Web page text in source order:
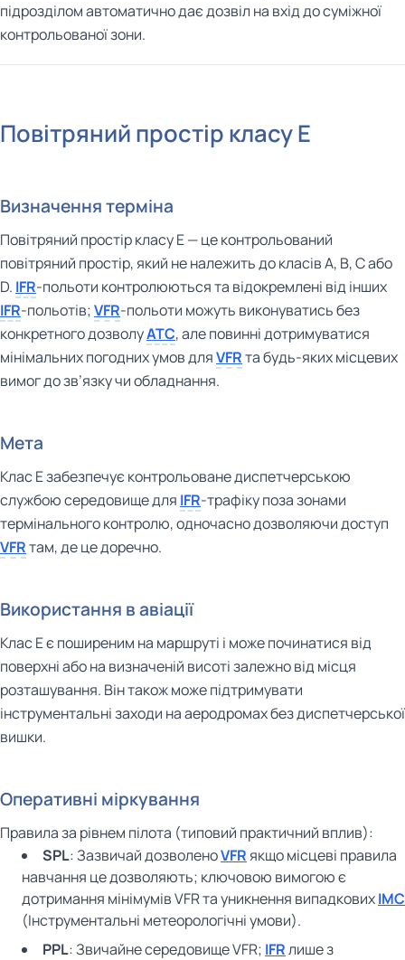
підрозділом автоматично дає дозвіл на вхід до суміжної
контрольованої зони.
Повітряний простір класу E
Визначення терміна
Повітряний простір класу E — це контрольований
повітряний простір, який не належить до класів A, B, C або
D. IFR-польоти контролюються та відокремлені від інших
IFR-польотів;VFR-польоти можуть виконуватись без
конкретного дозволуATC, але повинні дотримуватися
мінімальних погодних умов дляVFRта будь-яких місцевих
вимог до зв’язку чи обладнання.
Мета
Клас E забезпечує контрольоване диспетчерською
службою середовище для IFR-трафіку поза зонами
термінального контролю, одночасно дозволяючи доступ
VFRтам, де це доречно.
Використання в авіації
Клас E є поширеним на маршруті і може починатися від
поверхні або на визначеній висоті залежно від місця
розташування. Він також може підтримувати
інструментальні заходи на аеродромах без диспетчерської
вишки.
Оперативні міркування
Правила за рівнем пілота (типовий практичний вплив):
SPL: Зазвичай дозволеноVFR якщо місцеві правила
навчання це дозволяють; ключовою вимогою є
дотримання мінімумів VFR та уникнення випадковихIMC
(Інструментальні метеорологічні умови).
PPL: Звичайне середовище VFR; IFRлише з